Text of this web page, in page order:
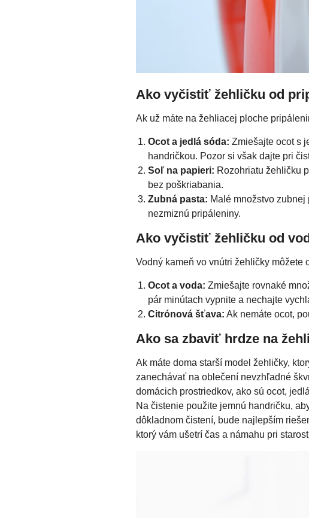
Ako vyčistiť žehličku od
Ak už máte na žehliacej ploche
Ocot a jedlá sóda: Zmiešajte ocot s
handričkou. Pozor si však dajte pri
Soľ na papieri: Rozohriatu žehličku
bez poškriabania.
Zubná pasta: Malé množstvo
nezmiznú pripáleniny.
Ako vyčistiť žehličku od
Vodný kameň vo vnútri žehličky môžete
Ocot a voda: Zmiešajte rovnaké
pár minútach vypnite a nechajte
Citrónová šťava: Ak nemáte ocot,
Ako sa zbaviť hrdze na
Ak máte doma starší model žehličky,
zanechávať na oblečení nevzhľadné
domácich prostriedkov, ako sú ocot,
Na čistenie použite jemnú handričku,
dôkladnom čistení, bude najlepším
ktorý vám ušetrí čas a námahu pri